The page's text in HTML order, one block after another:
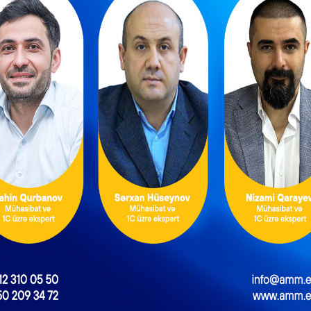
və daimi
xidmətlərin
Məşğulluq Strategiyası
2026–2030: Əmək
bazarında yeni hədəflər